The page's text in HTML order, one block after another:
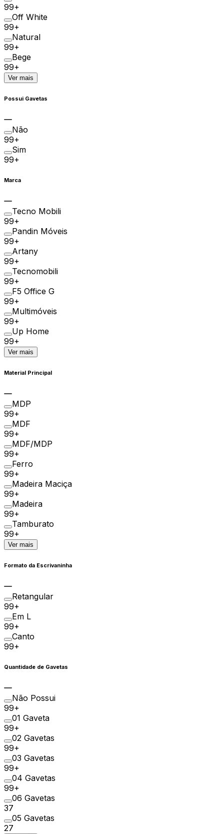
99+
Off White
99+
Natural
99+
Bege
99+
Ver mais
Possui Gavetas
Não
99+
Sim
99+
Marca
Tecno Mobili
99+
Pandin Móveis
99+
Artany
99+
Tecnomobili
99+
F5 Office G
99+
Multimóveis
99+
Up Home
99+
Ver mais
Material Principal
MDP
99+
MDF
99+
MDF/MDP
99+
Ferro
99+
Madeira Maciça
99+
Madeira
99+
Tamburato
99+
Ver mais
Formato da Escrivaninha
Retangular
99+
Em L
99+
Canto
99+
Quantidade de Gavetas
Não Possui
99+
01 Gaveta
99+
02 Gavetas
99+
03 Gavetas
99+
04 Gavetas
99+
06 Gavetas
37
05 Gavetas
27